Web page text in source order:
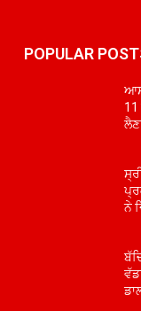
POPULAR
ਨੇ